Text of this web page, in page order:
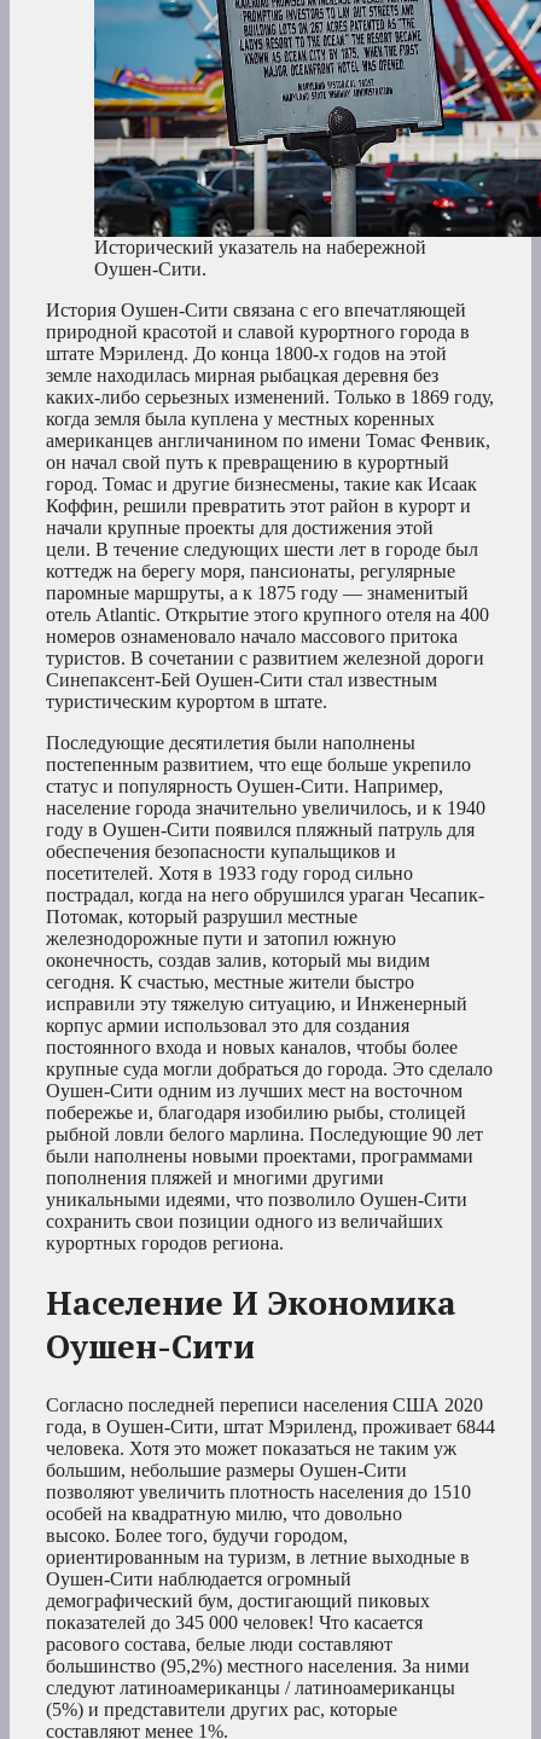
Исторический указатель на набережной
Оушен-Сити.
История Оушен-Сити связана с его впечатляющей
природной красотой и славой курортного города в
штате Мэриленд. До конца 1800-х годов на этой
земле находилась мирная рыбацкая деревня без
каких-либо серьезных изменений. Только в 1869 году,
когда земля была куплена у местных коренных
американцев англичанином по имени Томас Фенвик,
он начал свой путь к превращению в курортный
город. Томас и другие бизнесмены, такие как Исаак
Коффин, решили превратить этот район в курорт и
начали крупные проекты для достижения этой
цели. В течение следующих шести лет в городе был
коттедж на берегу моря, пансионаты, регулярные
паромные маршруты, а к 1875 году — знаменитый
отель Atlantic. Открытие этого крупного отеля на 400
номеров ознаменовало начало массового притока
туристов. В сочетании с развитием железной дороги
Синепаксент-Бей Оушен-Сити стал известным
туристическим курортом в штате.
Последующие десятилетия были наполнены
постепенным развитием, что еще больше укрепило
статус и популярность Оушен-Сити. Например,
население города значительно увеличилось, и к 1940
году в Оушен-Сити появился пляжный патруль для
обеспечения безопасности купальщиков и
посетителей. Хотя в 1933 году город сильно
пострадал, когда на него обрушился ураган Чесапик-
Потомак, который разрушил местные
железнодорожные пути и затопил южную
оконечность, создав залив, который мы видим
сегодня. К счастью, местные жители быстро
исправили эту тяжелую ситуацию, и Инженерный
корпус армии использовал это для создания
постоянного входа и новых каналов, чтобы более
крупные суда могли добраться до города. Это сделало
Оушен-Сити одним из лучших мест на восточном
побережье и, благодаря изобилию рыбы, столицей
рыбной ловли белого марлина. Последующие 90 лет
были наполнены новыми проектами, программами
пополнения пляжей и многими другими
уникальными идеями, что позволило Оушен-Сити
сохранить свои позиции одного из величайших
курортных городов региона.
Население И Экономика
Оушен-Сити
Согласно последней переписи населения США 2020
года, в Оушен-Сити, штат Мэриленд, проживает 6844
человека. Хотя это может показаться не таким уж
большим, небольшие размеры Оушен-Сити
позволяют увеличить плотность населения до 1510
особей на квадратную милю, что довольно
высоко. Более того, будучи городом,
ориентированным на туризм, в летние выходные в
Оушен-Сити наблюдается огромный
демографический бум, достигающий пиковых
показателей до 345 000 человек! Что касается
расового состава, белые люди составляют
большинство (95,2%) местного населения. За ними
следуют латиноамериканцы / латиноамериканцы
(5%) и представители других рас, которые
составляют менее 1%.